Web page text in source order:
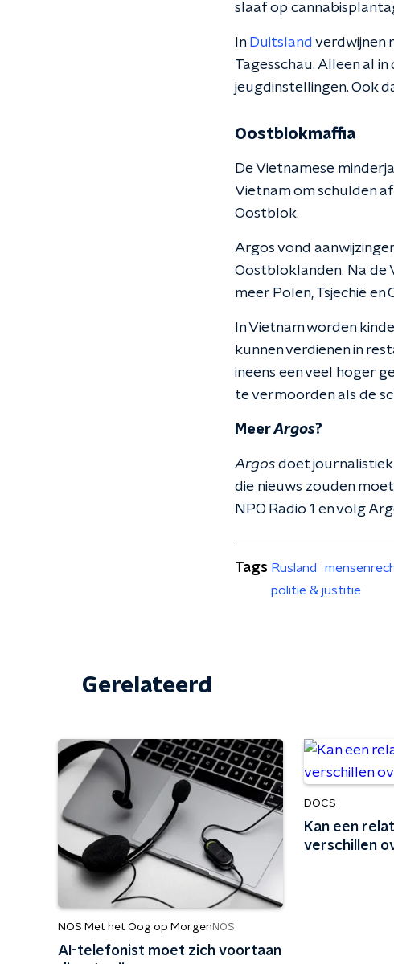
slaaf op
In Duitsland verdwijnen
Tagesschau. Alleen al
jeugdinstellingen. Ook
Oostblokmaffia
De Vietnamese
Vietnam om schulden
Oostblok.
Argos vond
Oostbloklanden. Na
meer Polen, Tsjechië en
In Vietnam worden
kunnen verdienen in
ineens een veel hoger
te vermoorden als de
MeerArgos?
Argos doet
die nieuws zouden
NPO Radio 1 en volg
Tags Rusland
politie & justitie
Gerelateerd
NOS Met het Oog op Morgen NOS
AI-telefonist moet zich voortaan
DOCS
Kan een
verschillen